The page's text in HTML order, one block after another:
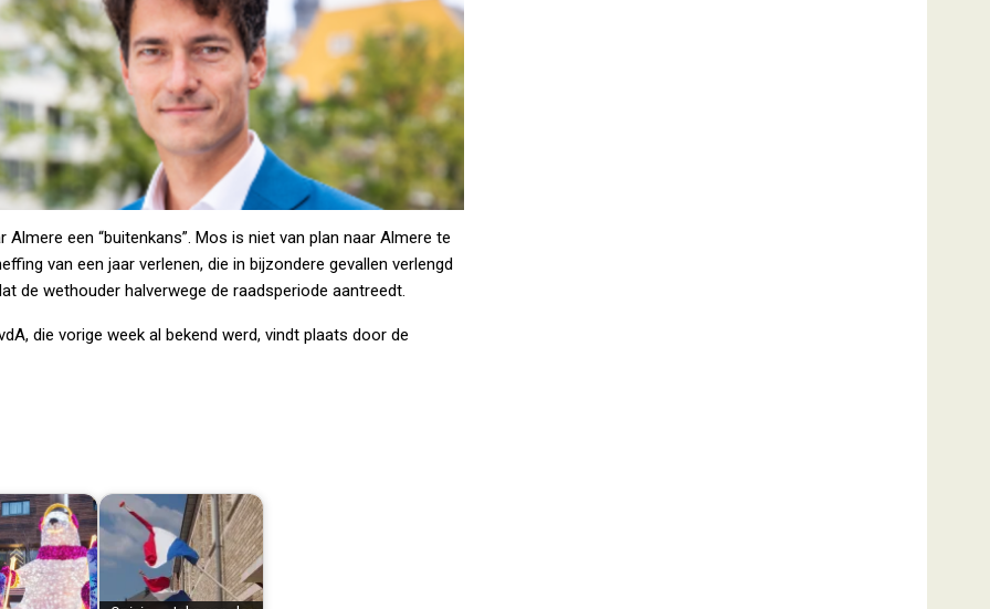
een “buitenkans”. Mos is niet van plan naar Almere te
van een jaar verlenen, die in bijzondere gevallen verlengd
de wethouder halverwege de raadsperiode aantreedt.
die vorige week al bekend werd, vindt plaats door de